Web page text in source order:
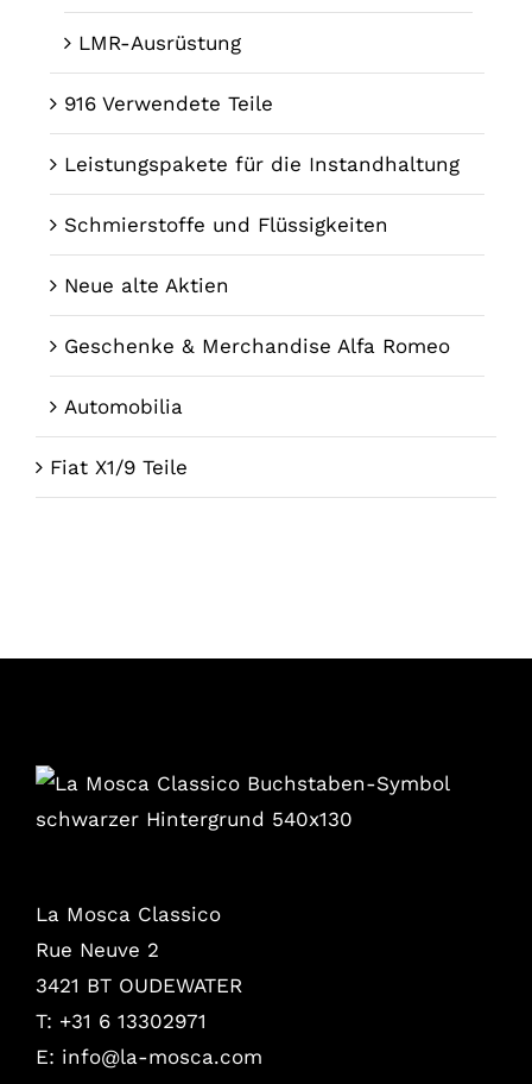
LMR-Ausrüstung
916 Verwendete Teile
Leistungspakete für die Instandhaltung
Schmierstoffe und Flüssigkeiten
Neue alte Aktien
Geschenke & Merchandise Alfa Romeo
Automobilia
Fiat X1/9 Teile
La Mosca Classico
Rue Neuve 2
3421 BT OUDEWATER
T: +31 6 13302971
E: info@la-mosca.com